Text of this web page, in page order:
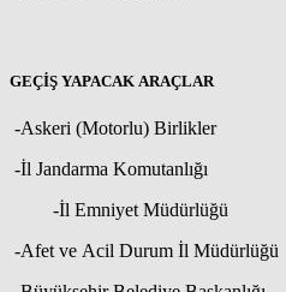
GEÇİŞ YAPACAK ARAÇLAR
-Askeri (Motorlu) Birlikler
-İl Jandarma Komutanlığı
-İl Emniyet Müdürlüğü
-Afet ve Acil Durum İl Müdürlüğü